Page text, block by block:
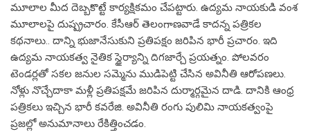
మూలాల మీద దెబ్బకొట్టే కార్యక్షికమం చేపట్టారు. ఉద్యమ నాయకుడి వంశ
మూలాలపై దుష్ప్రచారం. కేసీఆర్ తెలంగాణవాడే కాదన్న పత్రికల
కథనాలు.. దాన్ని భుజానేసుకుని ప్రతిపక్షం జరిపిన భారీ ప్రచారం. ఇది
ఉద్యమ నాయకత్వ నైతిక స్థైర్యాన్ని దిగజార్చే ప్రయత్నం. పోలవరం
టెండర్లతో సకల జనుల సమ్మెను ముడిపెట్టి చేసిన అవినీతి ఆరోపణలు.
నోళ్లు నొచ్చేదాకా మళ్లీ ప్రతిపక్షమే జరిపిన దుర్మార్గమైన దాడి. దానికి ఆంధ్ర
పత్రికలు ఇచ్చిన భారీ కవరేజి. అవినీతి రంగు పులిమి నాయకత్వంపై
ప్రజల్లో అనుమానాలు రేకిత్తించడం.